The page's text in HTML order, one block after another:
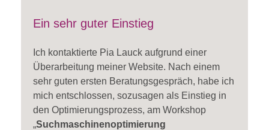
Ein sehr guter Einstieg
Ich kontaktierte Pia Lauck aufgrund einer
Überarbeitung meiner Website. Nach einem
sehr guten ersten Beratungsgespräch, habe ich
mich entschlossen, sozusagen als Einstieg in
den Optimierungsprozess, am Workshop
„Suchmaschinenoptimierung